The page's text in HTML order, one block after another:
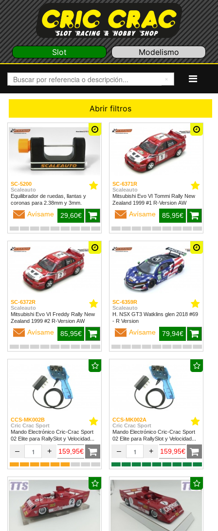
Slot Modelismo
Abrir filtros
SC-5200
Scaleauto
Equilibrador de ruedas, llantas y
coronas para 2.38mm y 3mm.
Avísame 29,60€
SC-6371R
Scaleauto
Mitsubishi Evo VI Tommi Rally New
Zealand 1999 #1 R-Version AW
Avísame 85,95€
SC-6372R
Scaleauto
Mitsubishi Evo VI Freddy Rally New
Zealand 1999 #2 R-Version AW
Avísame 85,95€
SC-6359R
Scaleauto
H. NSX GT3 Watklins glen 2018 #69
- R Version
Avísame 79,94€
CCS-MK002B
Cric Crac Sport
Mando Electrónico Cric-Crac Sport
02 Elite para RallySlot y Velocidad
1/32 & 1/24.
– + 159,95€
CCS-MK002A
Cric Crac Sport
Mando Electrónico Cric-Crac Sport
02 Elite para RallySlot y Velocidad
1/32 & 1/24
– + 159,95€